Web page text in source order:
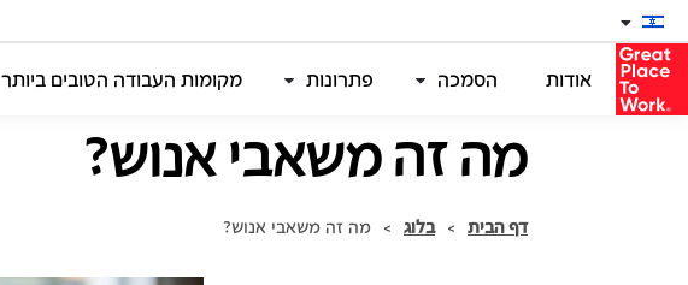
אודות הסמכה פתרונות מקומות העבודה הטובים ביותר
מה זה משאבי אנוש?
מה זה משאבי אנוש? בלוג > דף הבית >